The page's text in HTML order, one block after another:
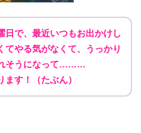
日で、最近いつもお出かけし
てやる気がなくて、うっかり
そうになって………
ます！（たぶん）